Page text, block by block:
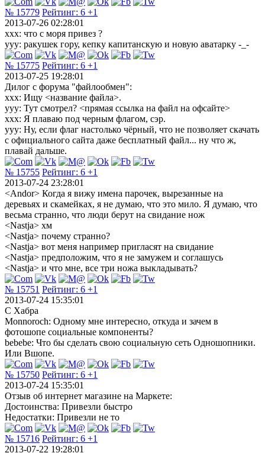
№ 15779 Рейтинг: 6 +1
2013-07-26 02:28:01
xxx: что с моря привез ?
yyy: ракушек гору, кепку капитанскую и новую аватарку -_-
№ 15775 Рейтинг: 6 +1
2013-07-25 19:28:01
Дилог с форума "файлообмен":
ххх: Ищу <название файла>.
ууу: Тут смотрел? <прямая ссылка на файл на офсайте>
ххх: Я плаваю под черным флагом, сэр.
ууу: Ну, если флаг настолько чёрный, что не позволяет скачать
с официального сайта даже бесплатный файл... ну что ж,
плавай дальше.
№ 15755 Рейтинг: 6 +1
2013-07-24 23:28:01
<Andor> Когда я вижу имена парочек, вырезанные на
деревьях и скамейках, я не думаю, что это мило. Я думаю, что
весьма странно, что люди берут на свидание нож
<Nastja> хм
<Nastja> почему странно?
<Nastja> вот меня например пригласят на свидание
<Nastja> предположим, что я не замужем и соглашусь
<Nastja> и что мне, все три ножа выкладывать?
№ 15751 Рейтинг: 6 +1
2013-07-24 15:35:01
С Хабра
Monnoroch: Одному мне интересно, откуда и зачем в
фотошопе социальные компоненты?
bebebe: Что бы сделать свою социальную сеть Одношопники.
Или Вшопе.
№ 15750 Рейтинг: 6 +1
2013-07-24 15:35:01
Отзыв об интернет магазине на Маркете:
Достоинства: Привезли быстро
Недостатки: Привезли не то
№ 15716 Рейтинг: 6 +1
2013-07-22 19:28:01